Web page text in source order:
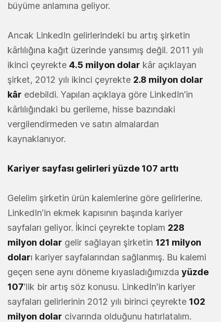
büyüme anlamına geliyor.
Ancak LinkedIn gelirlerindeki bu artış şirketin
kârlılığına kağıt üzerinde yansımış değil. 2011 yılı
ikinci çeyrekte 4.5 milyon dolar kâr açıklayan
şirket, 2012 yılı ikinci çeyrekte 2.8 milyon dolar
kâr edebildi. Yapılan açıklaya göre LinkedIn'in
kârlılığındaki bu gerileme, hisse bazındaki
vergilendirmeden ve satın almalardan
kaynaklanıyor.
Kariyer sayfası gelirleri yüzde 107 arttı
Gelelim şirketin ürün kalemlerine göre gelirlerine.
LinkedIn'in ekmek kapısının başında kariyer
sayfaları geliyor. İkinci çeyrekte toplam 228
milyon dolar gelir sağlayan şirketin 121 milyon
doları kariyer sayfalarından sağlanmış. Bu kalemi
geçen sene aynı döneme kıyasladığımızda yüzde
107'lik bir artış söz konusu. LinkedIn'in kariyer
sayfaları gelirlerinin 2012 yılı birinci çeyrekte 102
milyon dolar civarında olduğunu hatırlatalım.